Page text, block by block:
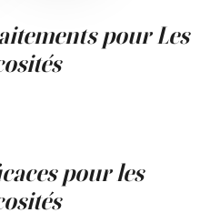
pour Les
pour les